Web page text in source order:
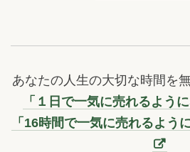
あなたの人生の大切な時間を
「１日で一気に売れるよう
「16時間で一気に売れるよう